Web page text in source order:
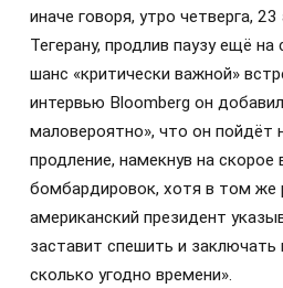
иначе говоря, утро четверга,
Тегерану, продлив паузу ещё
шанс «критически важной»
интервью Bloomberg он
маловероятно», что он пойдёт
продление, намекнув на скорое
бомбардировок, хотя в том же
американский президент
заставит спешить и заключать
сколько угодно времени».